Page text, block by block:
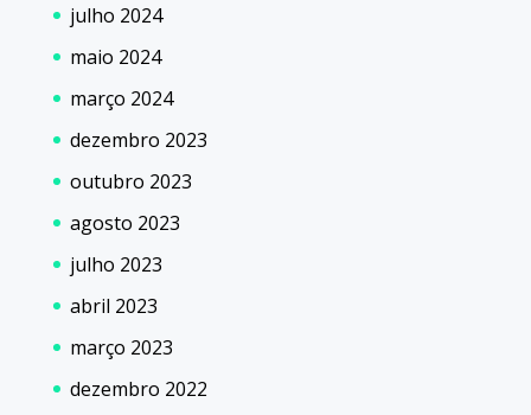
julho 2024
maio 2024
março 2024
dezembro 2023
outubro 2023
agosto 2023
julho 2023
abril 2023
março 2023
dezembro 2022